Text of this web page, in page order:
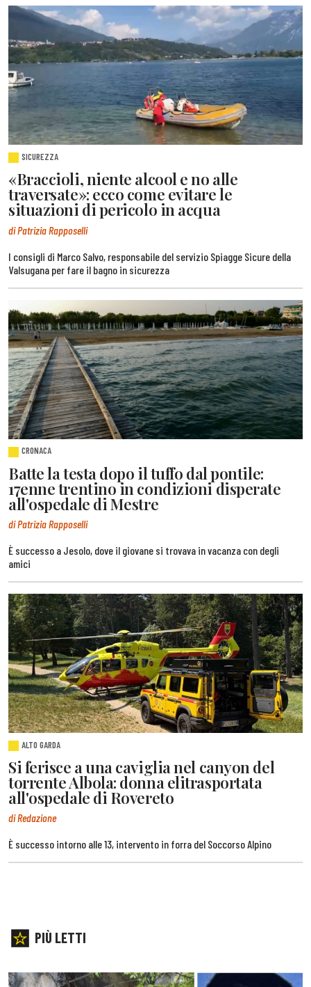
SICUREZZA
«Braccioli, niente alcool e no alle
traversate»: ecco come evitare le
situazioni di pericolo in acqua
di Patrizia Rapposelli
I consigli di Marco Salvo, responsabile del servizio Spiagge Sicure della
Valsugana per fare il bagno in sicurezza
CRONACA
Batte la testa dopo il tuffo dal pontile:
17enne trentino in condizioni disperate
all'ospedale di Mestre
di Patrizia Rapposelli
È successo a Jesolo, dove il giovane si trovava in vacanza con degli
amici
ALTO GARDA
Si ferisce a una caviglia nel canyon del
torrente Albola: donna elitrasportata
all'ospedale di Rovereto
di Redazione
È successo intorno alle 13, intervento in forra del Soccorso Alpino
PIÙ LETTI